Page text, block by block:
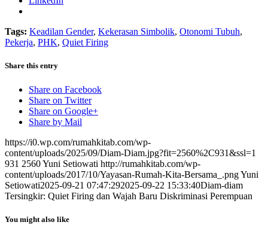
Tags: Keadilan Gender, Kekerasan Simbolik, Otonomi Tubuh,
Pekerja, PHK, Quiet Firing
Share this entry
Share on Facebook
Share on Twitter
Share on Google+
Share by Mail
https://i0.wp.com/rumahkitab.com/wp-
content/uploads/2025/09/Diam-Diam.jpg?fit=2560%2C931&ssl=1
931 2560Yuni Setiowati http://rumahkitab.com/wp-
content/uploads/2017/10/Yayasan-Rumah-Kita-Bersama_.pngYuni
Setiowati2025-09-21 07:47:292025-09-22 15:33:40Diam-diam
Tersingkir: Quiet Firing dan Wajah Baru Diskriminasi Perempuan
You might also like